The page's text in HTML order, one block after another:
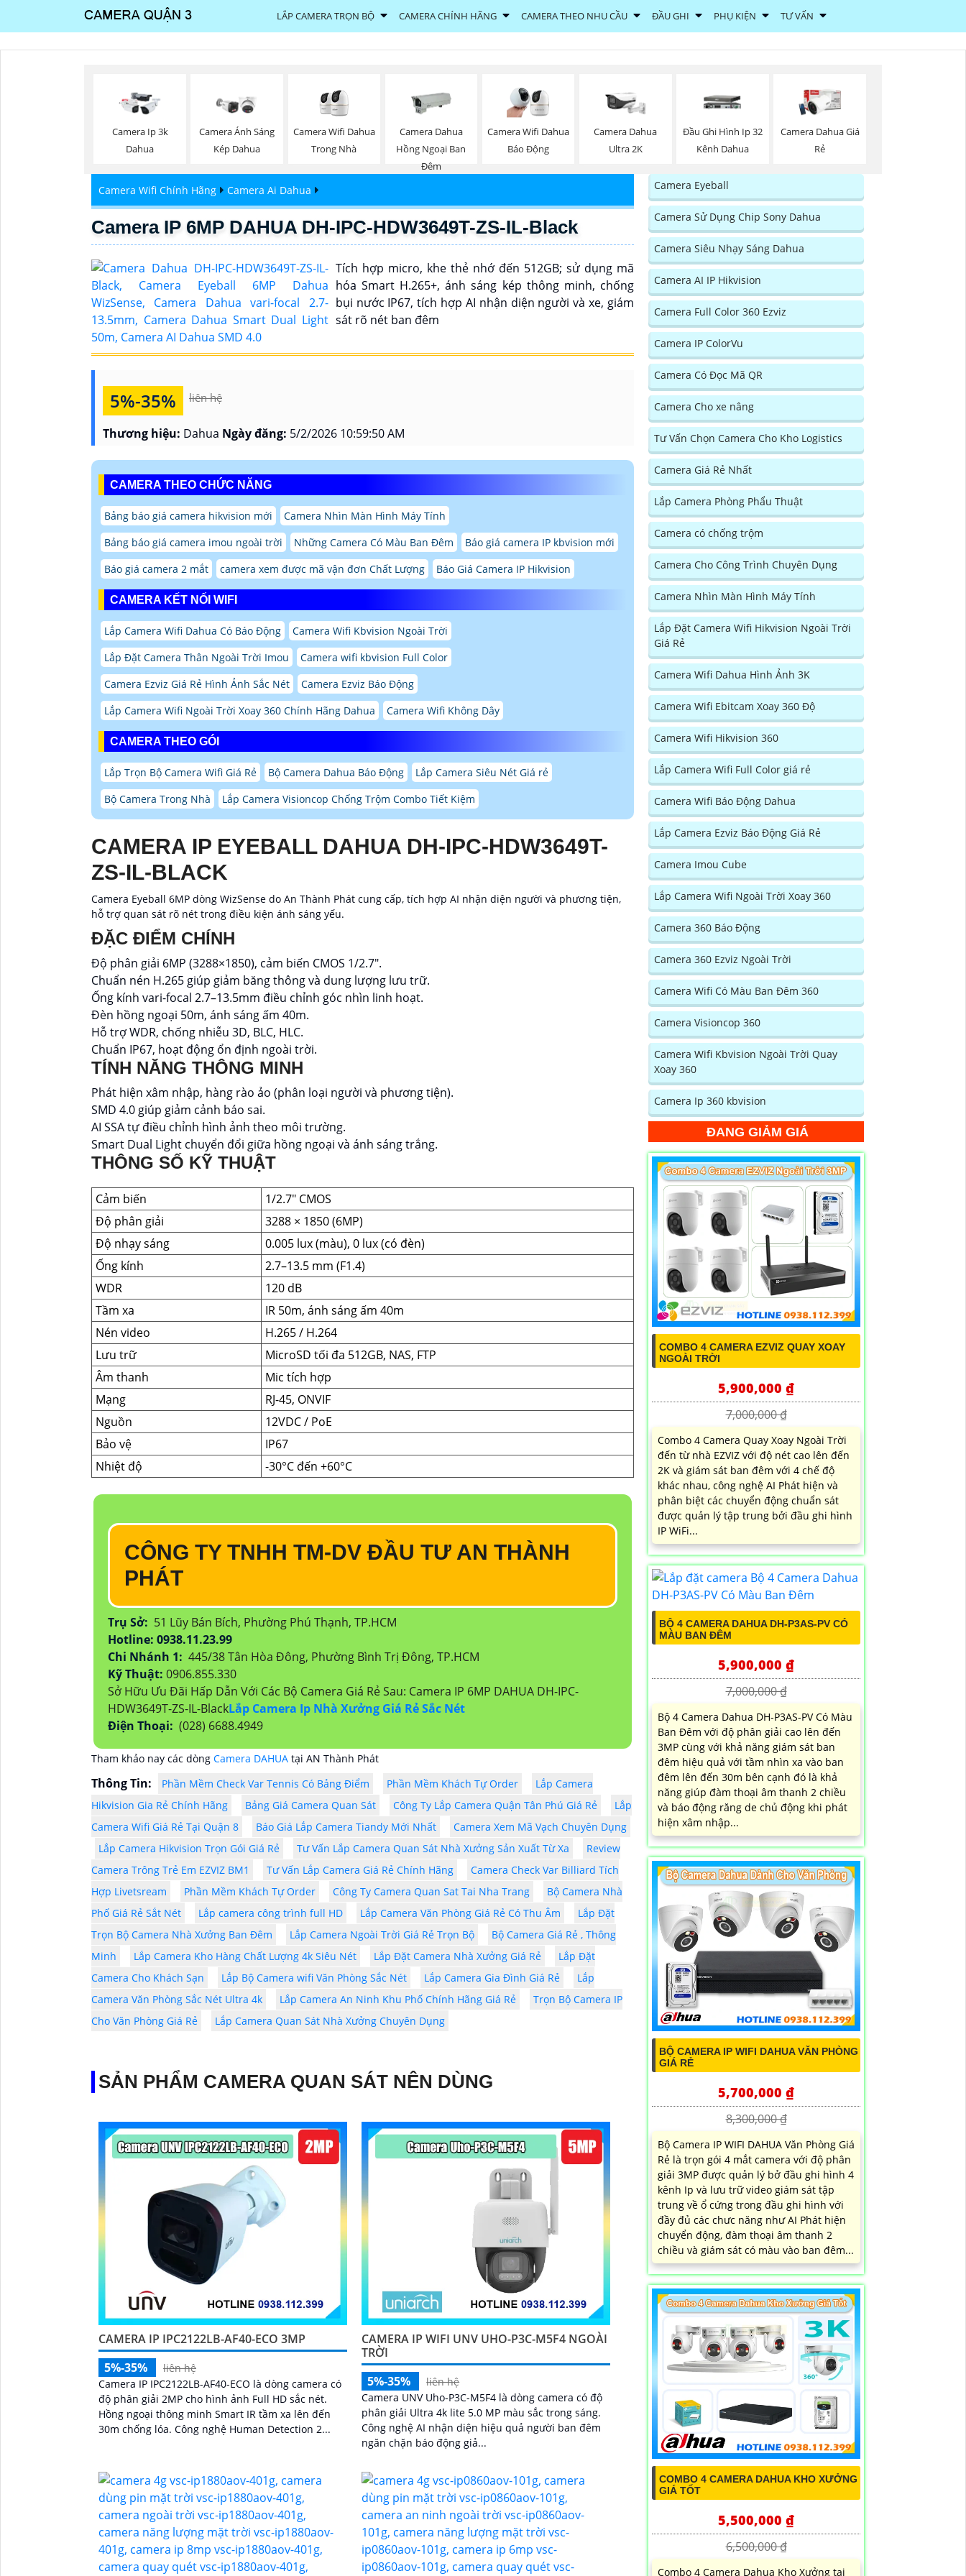
LẮP CAMERA TRỌN BỘ CAMERA CHÍNH HÃNG CAMERA THEO NHU CẦU ĐẦU GHI PHỤ KIỆN TƯ VẤN
Camera Ip 3k
Dahua
Camera Ánh Sáng
Kép Dahua
Camera Wifi Dahua
Trong Nhà
Camera Dahua
Hồng Ngoại Ban
Đêm
Camera Wifi Dahua
Báo Động
Camera Dahua
Ultra 2K
Đầu Ghi Hình Ip 32
Kênh Dahua
Camera Dahua Giá
Rẻ
Camera Wifi Chính Hãng Camera Ai Dahua
Camera IP 6MP DAHUA DH-IPC-HDW3649T-ZS-IL-Black
Tích hợp micro, khe thẻ nhớ đến 512GB; sử dụng mã
hóa Smart H.265+, ánh sáng kép thông minh, chống
bụi nước IP67, tích hợp AI nhận diện người và xe, giám
sát rõ nét ban đêm
5%-35% liên hệ
Thương hiệu: Dahua Ngày đăng: 5/2/2026 10:59:50 AM
CAMERA THEO CHỨC NĂNG
Bảng báo giá camera hikvision mới
Camera Nhìn Màn Hình Máy Tính
Bảng báo giá camera imou ngoài trời
Những Camera Có Màu Ban Đêm
Báo giá camera IP kbvision mới
Báo giá camera 2 mắt
camera xem được mã vận đơn Chất Lượng Báo Giá Camera IP Hikvision
CAMERA KẾT NỐI WIFI
Lắp Camera Wifi Dahua Có Báo Động
Camera Wifi Kbvision Ngoài Trời
Lắp Đặt Camera Thân Ngoài Trời Imou
Camera wifi kbvision Full Color
Camera Ezviz Giá Rẻ Hình Ảnh Sắc Nét
Camera Ezviz Báo Động
Lắp Camera Wifi Ngoài Trời Xoay 360 Chính Hãng Dahua
Camera Wifi Không Dây
CAMERA THEO GÓI
Lắp Trọn Bộ Camera Wifi Giá Rẻ Bộ Camera Dahua Báo Động
Lắp Camera Siêu Nét Giá rẻ
Bộ Camera Trong Nhà
Lắp Camera Visioncop Chống Trộm Combo Tiết Kiệm
CAMERA IP EYEBALL DAHUA DH-IPC-HDW3649T-
ZS-IL-BLACK
Camera Eyeball 6MP dòng WizSense do An Thành Phát cung cấp, tích hợp AI nhận diện người và phương tiện,
hỗ trợ quan sát rõ nét trong điều kiện ánh sáng yếu.
ĐẶC ĐIỂM CHÍNH
Độ phân giải 6MP (3288×1850), cảm biến CMOS 1/2.7".
Chuẩn nén H.265 giúp giảm băng thông và dung lượng lưu trữ.
Ống kính vari-focal 2.7–13.5mm điều chỉnh góc nhìn linh hoạt.
Đèn hồng ngoại 50m, ánh sáng ấm 40m.
Hỗ trợ WDR, chống nhiễu 3D, BLC, HLC.
Chuẩn IP67, hoạt động ổn định ngoài trời.
TÍNH NĂNG THÔNG MINH
Phát hiện xâm nhập, hàng rào ảo (phân loại người và phương tiện).
SMD 4.0 giúp giảm cảnh báo sai.
AI SSA tự điều chỉnh hình ảnh theo môi trường.
Smart Dual Light chuyển đổi giữa hồng ngoại và ánh sáng trắng.
THÔNG SỐ KỸ THUẬT
Cảm biến
1/2.7" CMOS
Độ phân giải
3288 × 1850 (6MP)
Độ nhạy sáng
0.005 lux (màu), 0 lux (có đèn)
Ống kính
2.7–13.5 mm (F1.4)
WDR
120 dB
Tầm xa
IR 50m, ánh sáng ấm 40m
Nén video
H.265 / H.264
Lưu trữ
MicroSD tối đa 512GB, NAS, FTP
Âm thanh
Mic tích hợp
Mạng
RJ-45, ONVIF
Nguồn
12VDC / PoE
Bảo vệ
IP67
Nhiệt độ
-30°C đến +60°C
CÔNG TY TNHH TM-DV ĐẦU TƯ AN THÀNH
PHÁT
Trụ Sở: 51 Lũy Bán Bích, Phường Phú Thạnh, TP.HCM
Hotline: 0938.11.23.99
Chi Nhánh 1: 445/38 Tân Hòa Đông, Phường Bình Trị Đông, TP.HCM
Kỹ Thuật: 0906.855.330
Sở Hữu Ưu Đãi Hấp Dẫn Với Các Bộ Camera Giá Rẻ Sau: Camera IP 6MP DAHUA DH-IPC-
HDW3649T-ZS-IL-BlackLắp Camera Ip Nhà Xưởng Giá Rẻ Sắc Nét
Điện Thoại: (028) 6688.4949
Tham khảo nay các dòng Camera DAHUA tại AN Thành Phát
Thông Tin: Phần Mềm Check Var Tennis Có Bảng Điểm Phần Mềm Khách Tự Order
Lắp Camera
Hikvision Gia Rẻ Chính Hãng
Bảng Giá Camera Quan Sát Công Ty Lắp Camera Quận Tân Phú Giá Rẻ
Lắp
Camera Wifi Giá Rẻ Tại Quận 8
Báo Giá Lắp Camera Tiandy Mới Nhất
Camera Xem Mã Vạch Chuyên Dụng
Lắp Camera Hikvision Trọn Gói Giá Rẻ
Tư Vấn Lắp Camera Quan Sát Nhà Xưởng Sản Xuất Từ Xa
Review
Camera Trông Trẻ Em EZVIZ BM1
Tư Vấn Lắp Camera Giá Rẻ Chính Hãng
Camera Check Var Billiard Tích
Hợp Livetsream
Phần Mềm Khách Tự Order Công Ty Camera Quan Sat Tai Nha Trang
Bộ Camera Nhà
Phố Giá Rẻ Sắt Nét
Lắp camera công trình full HD Lắp Camera Văn Phòng Giá Rẻ Có Thu Âm
Lắp Đặt
Trọn Bộ Camera Nhà Xưởng Ban Đêm
Lắp Camera Ngoài Trời Giá Rẻ Trọn Bộ
Bộ Camera Giá Rẻ , Thông
Minh
Lắp Camera Kho Hàng Chất Lượng 4k Siêu Nét Lắp Đặt Camera Nhà Xưởng Giá Rẻ
Lắp Đặt
Camera Cho Khách Sạn
Lắp Bộ Camera wifi Văn Phòng Sắc Nét Lắp Camera Gia Đình Giá Rẻ
Lắp
Camera Văn Phòng Sắc Nét Ultra 4k
Lắp Camera An Ninh Khu Phố Chính Hãng Giá Rẻ
Trọn Bộ Camera IP
Cho Văn Phòng Giá Rẻ
Lắp Camera Quan Sát Nhà Xưởng Chuyên Dụng
SẢN PHẨM CAMERA QUAN SÁT NÊN DÙNG
CAMERA IP IPC2122LB-AF40-ECO 3MP
5%-35%
liên hệ
Camera IP IPC2122LB-AF40-ECO là dòng camera có
độ phân giải 2MP cho hình ảnh Full HD sắc nét.
Hồng ngoại thông minh Smart IR tầm xa lên đến
30m chống lóa. Công nghệ Human Detection 2...
CAMERA IP WIFI UNV UHO-P3C-M5F4 NGOÀI
TRỜI
5%-35%
liên hệ
Camera UNV Uho-P3C-M5F4 là dòng camera có độ
phân giải Ultra 4k lite 5.0 MP màu sắc trong sáng.
Công nghệ AI nhận diện hiệu quả người ban đêm
ngăn chặn báo động giả...
Camera Eyeball
Camera Sử Dụng Chip Sony Dahua
Camera Siêu Nhạy Sáng Dahua
Camera AI IP Hikvision
Camera Full Color 360 Ezviz
Camera IP ColorVu
Camera Có Đọc Mã QR
Camera Cho xe nâng
Tư Vấn Chọn Camera Cho Kho Logistics
Camera Giá Rẻ Nhất
Lắp Camera Phòng Phẩu Thuật
Camera có chống trộm
Camera Cho Công Trình Chuyên Dụng
Camera Nhìn Màn Hình Máy Tính
Lắp Đặt Camera Wifi Hikvision Ngoài Trời
Giá Rẻ
Camera Wifi Dahua Hình Ảnh 3K
Camera Wifi Ebitcam Xoay 360 Độ
Camera Wifi Hikvision 360
Lắp Camera Wifi Full Color giá rẻ
Camera Wifi Báo Động Dahua
Lắp Camera Ezviz Báo Động Giá Rẻ
Camera Imou Cube
Lắp Camera Wifi Ngoài Trời Xoay 360
Camera 360 Báo Động
Camera 360 Ezviz Ngoài Trời
Camera Wifi Có Màu Ban Đêm 360
Camera Visioncop 360
Camera Wifi Kbvision Ngoài Trời Quay
Xoay 360
Camera Ip 360 kbvision
ĐANG GIẢM GIÁ
COMBO 4 CAMERA EZVIZ QUAY XOAY
NGOÀI TRỜI
5,900,000 ₫
7,000,000 ₫
Combo 4 Camera Quay Xoay Ngoài Trời
đến từ nhà EZVIZ với độ nét cao lên đến
2K và giám sát ban đêm với 4 chế độ
khác nhau, công nghệ AI Phát hiện và
phân biệt các chuyển động chuẩn sát
được quản lý tập trung bởi đầu ghi hình
IP WiFi...
BỘ 4 CAMERA DAHUA DH-P3AS-PV CÓ
MÀU BAN ĐÊM
5,900,000 ₫
7,000,000 ₫
Bộ 4 Camera Dahua DH-P3AS-PV Có Màu
Ban Đêm với độ phân giải cao lên đến
3MP cùng với khả năng giám sát ban
đêm hiệu quả với tầm nhìn xa vào ban
đêm lên đến 30m bên cạnh đó là khả
năng giúp đàm thoại âm thanh 2 chiều
và báo động răng de chủ động khi phát
hiện xâm nhập...
BỘ CAMERA IP WIFI DAHUA VĂN PHÒNG
GIÁ RẺ
5,700,000 ₫
8,300,000 ₫
Bộ Camera IP WIFI DAHUA Văn Phòng Giá
Rẻ là trọn gói 4 mắt camera với độ phân
giải 3MP được quản lý bở đầu ghi hình 4
kênh Ip và lưu trữ video giám sát tập
trung về ổ cứng trong đầu ghi hình với
đầy đủ các chưc năng như AI Phát hiện
chuyển động, đàm thoại âm thanh 2
chiều và giám sát có màu vào ban đêm...
COMBO 4 CAMERA DAHUA KHO XƯỞNG
GIÁ TỐT
5,500,000 ₫
6,500,000 ₫
Combo 4 Camera Dahua Kho Xưởng tại